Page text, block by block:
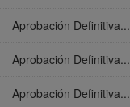
Aprobación Definitiva...
Aprobación Definitiva...
Aprobación Definitiva...